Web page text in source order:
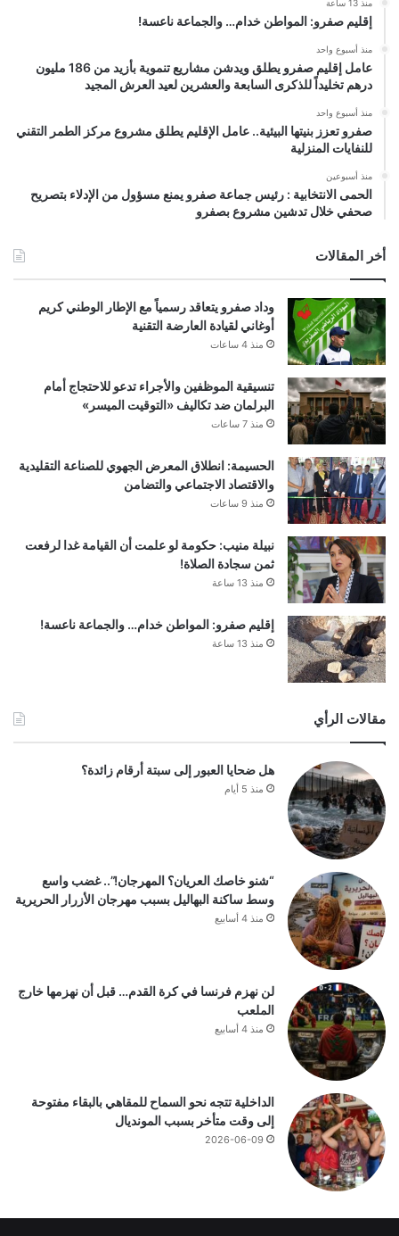
منذ 13 ساعة
إقليم صفرو: المواطن خدام… والجماعة ناعسة!
منذ أسبوع واحد
عامل إقليم صفرو يطلق ويدشن مشاريع تنموية بأزيد من 186 مليون
درهم تخليداً للذكرى السابعة والعشرين لعيد العرش المجيد
منذ أسبوع واحد
صفرو تعزز بنيتها البيئية.. عامل الإقليم يطلق مشروع مركز الطمر التقني
للنفايات المنزلية
منذ أسبوعين
الحمى الانتخابية : رئيس جماعة صفرو يمنع مسؤول من الإدلاء بتصريح
صحفي خلال تدشين مشروع بصفرو
أخر المقالات
وداد صفرو يتعاقد رسمياً مع الإطار الوطني كريم
أوغاني لقيادة العارضة التقنية
منذ 4 ساعات
تنسيقية الموظفين والأجراء تدعو للاحتجاج أمام
البرلمان ضد تكاليف «التوقيت الميسر»
منذ 7 ساعات
الحسيمة: انطلاق المعرض الجهوي للصناعة التقليدية
والاقتصاد الاجتماعي والتضامن
منذ 9 ساعات
نبيلة منيب: حكومة لو علمت أن القيامة غدا لرفعت
ثمن سجادة الصلاة!
منذ 13 ساعة
إقليم صفرو: المواطن خدام… والجماعة ناعسة!
منذ 13 ساعة
مقالات الرأي
هل ضحايا العبور إلى سبتة أرقام زائدة؟
منذ 5 أيام
“شنو خاصك العريان؟ المهرجان!”.. غضب واسع
وسط ساكنة البهاليل بسبب مهرجان الأزرار الحريرية
منذ 4 أسابيع
لن نهزم فرنسا في كرة القدم… قبل أن نهزمها خارج
الملعب
منذ 4 أسابيع
الداخلية تتجه نحو السماح للمقاهي بالبقاء مفتوحة
إلى وقت متأخر بسبب المونديال
2026-06-09